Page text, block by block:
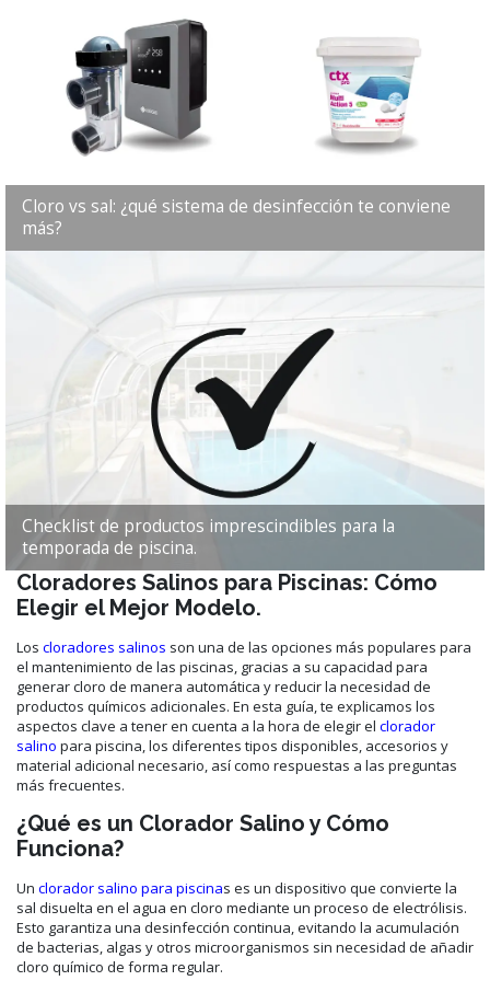
Cloro vs sal: ¿qué sistema de desinfección te conviene
más?
Checklist de productos imprescindibles para la
temporada de piscina.
Cloradores Salinos para Piscinas: Cómo
Elegir el Mejor Modelo.
Los cloradores salinos son una de las opciones más populares para
el mantenimiento de las piscinas, gracias a su capacidad para
generar cloro de manera automática y reducir la necesidad de
productos químicos adicionales. En esta guía, te explicamos los
aspectos clave a tener en cuenta a la hora de elegir el clorador
salino para piscina, los diferentes tipos disponibles, accesorios y
material adicional necesario, así como respuestas a las preguntas
más frecuentes.
¿Qué es un Clorador Salino y Cómo
Funciona?
Un clorador salino para piscinas es un dispositivo que convierte la
sal disuelta en el agua en cloro mediante un proceso de electrólisis.
Esto garantiza una desinfección continua, evitando la acumulación
de bacterias, algas y otros microorganismos sin necesidad de añadir
cloro químico de forma regular.